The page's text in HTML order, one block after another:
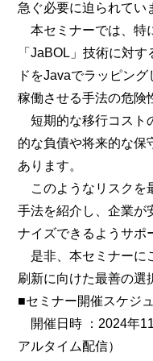
急ぐ必要に迫られてい
本セミナーでは、特
「JaBOL」技術に対
ドをJavaでラッピン
稼働させる手法の危険
短期的な移行コスト
的な負債や将来的な保
あります。
このようなリスクを
手法を紹介し、企業が
ナイズできるようサポ
是非、本セミナーに
刷新に向けた最善の選
■セミナー開催スケジ
開催日時 ：2024年
アルタイム配信）